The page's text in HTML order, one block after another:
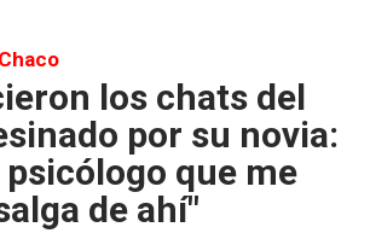
los chats del
por su novia:
psicólogo que me
de ahí"